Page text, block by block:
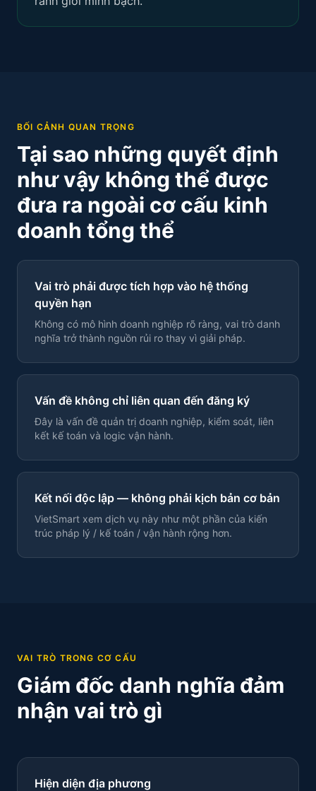
BỐI CẢNH QUAN TRỌNG
Tại sao những quyết định
như vậy không thể được
đưa ra ngoài cơ cấu kinh
doanh tổng thể
Vai trò phải được tích hợp vào hệ thống
quyền hạn
Không có mô hình doanh nghiệp rõ ràng, vai trò danh
nghĩa trở thành nguồn rủi ro thay vì giải pháp.
Vấn đề không chỉ liên quan đến đăng ký
Đây là vấn đề quản trị doanh nghiệp, kiểm soát, liên
kết kế toán và logic vận hành.
Kết nối độc lập — không phải kịch bản cơ bản
VietSmart xem dịch vụ này như một phần của kiến
trúc pháp lý / kế toán / vận hành rộng hơn.
VAI TRÒ TRONG CƠ CẤU
Giám đốc danh nghĩa đảm
nhận vai trò gì
Hiện diện địa phương